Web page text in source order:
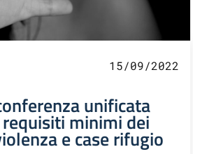
15/09/2022
unificata
requisiti minimi dei
e case rifugio